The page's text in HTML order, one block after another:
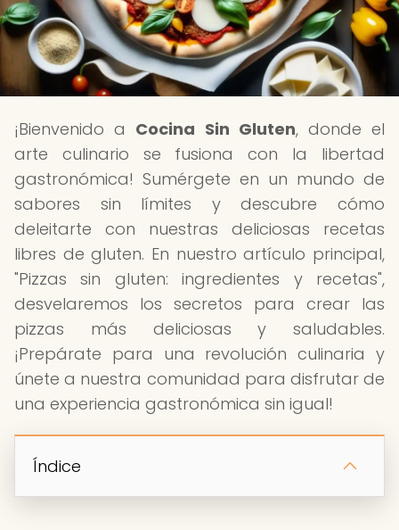
¡Bienvenido a Cocina Sin Gluten, donde el
arte culinario se fusiona con la libertad
gastronómica! Sumérgete en un mundo de
sabores sin límites y descubre cómo
deleitarte con nuestras deliciosas recetas
libres de gluten. En nuestro artículo principal,
"Pizzas sin gluten: ingredientes y recetas",
desvelaremos los secretos para crear las
pizzas más deliciosas y saludables.
¡Prepárate para una revolución culinaria y
únete a nuestra comunidad para disfrutar de
una experiencia gastronómica sin igual!
Índice